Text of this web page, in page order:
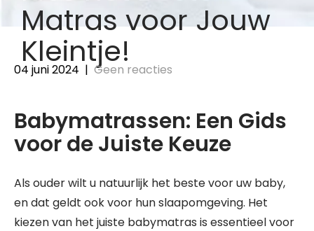
Matras voor Jouw
Kleintje!
04 juni 2024 | Geen reacties
Babymatrassen: Een Gids
voor de Juiste Keuze
Als ouder wilt u natuurlijk het beste voor uw baby,
en dat geldt ook voor hun slaapomgeving. Het
kiezen van het juiste babymatras is essentieel voor